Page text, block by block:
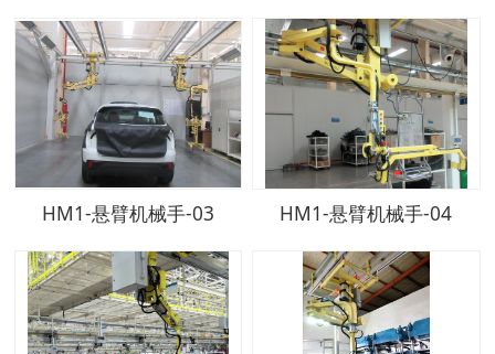
HM1-悬臂机械手-03 HM1-悬臂机械手-04